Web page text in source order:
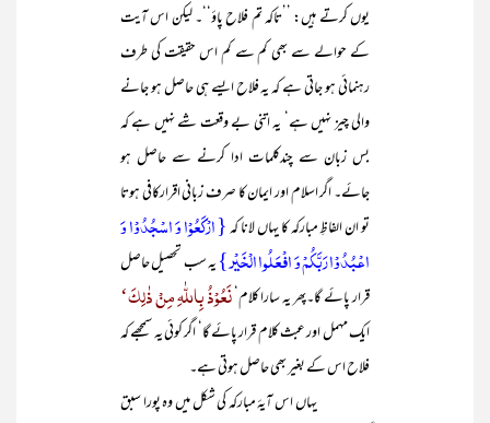
یوں کرتے ہیں: ’’تاکہ تم فلاح پاؤ‘‘۔ لیکن اس آیت
کے حوالے سے بھی کم سے کم اس حقیقت کی طرف
رہنمائی ہو جاتی ہے کہ یہ فلاح ایسے ہی حاصل ہو جانے
والی چیز نہیں ہے‘ یہ اتنی بے وقعت شے نہیں ہے کہ
بس زبان سے چندکلمات ادا کرنے سے حاصل ہو
جائے۔ اگر اسلام اور ایمان کا صرف زبانی اقرارکافی ہوتا
تو ان الفاظِ مبارکہ کا یہاں لانا کہ{ ارۡکَعُوۡا وَ اسۡجُدُوۡا وَ
اعۡبُدُوۡا رَبَّکُمۡ وَ افۡعَلُوا الۡخَیۡر}یہ سب تحصیل حاصل
قرار پائے گا۔پھر یہ سارا کلام‘نَعُوْذُ بِاللّٰہِ مِنْ ذٰلِکَ‘
ایک مہمل اور عبث کلام قرار پائے گا‘ اگر کوئی یہ سمجھے کہ
فلاح اس کے بغیر بھی حاصل ہوتی ہے۔
یہاں اس آیۂ مبارکہ کی شکل میں وہ پورا سبق